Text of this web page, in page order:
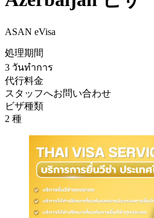
ASAN eVisa
処理期間
3 วันทำการ
代行料金
スタッフへお問い合わせ
ビザ種類
2 種